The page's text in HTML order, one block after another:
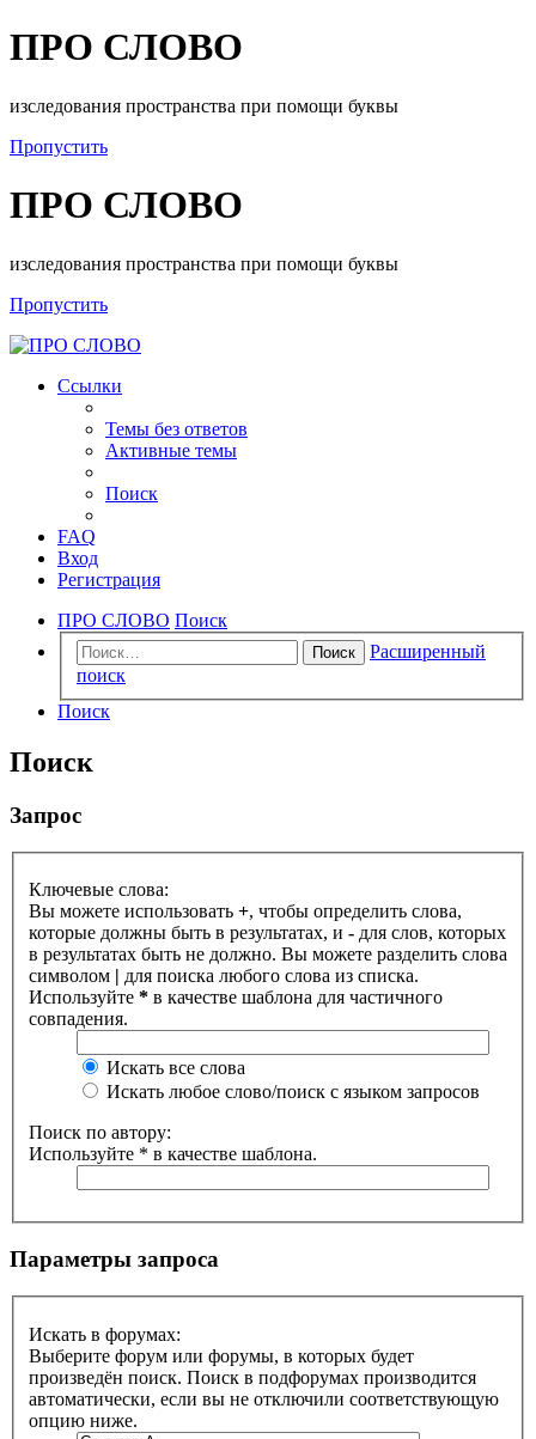
ПРО СЛОВО
изследования пространства при помощи буквы
Пропустить
ПРО СЛОВО
изследования пространства при помощи буквы
Пропустить
Ссылки
Темы без ответов
Активные темы
Поиск
FAQ
Вход
Регистрация
ПРО СЛОВО Поиск
Поиск
Расширенный
поиск
Поиск
Поиск
Запрос
Ключевые слова:
Вы можете использовать +, чтобы определить слова,
которые должны быть в результатах, и - для слов, которых
в результатах быть не должно. Вы можете разделить слова
символом
для поиска любого слова из списка.
Используйте * в качестве шаблона для частичного
совпадения.
Искать все слова
Искать любое слово/поиск с языком запросов
Поиск по автору:
Используйте * в качестве шаблона.
Параметры запроса
Искать в форумах:
Выберите форум или форумы, в которых будет
произведён поиск. Поиск в подфорумах производится
автоматически, если вы не отключили соответствующую
опцию ниже.